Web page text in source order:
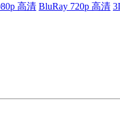
高清 BluRay 720p 高清